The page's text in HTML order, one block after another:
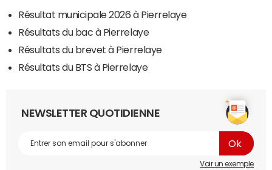
Résultat municipale 2026 à Pierrelaye
Résultats du bac à Pierrelaye
Résultats du brevet à Pierrelaye
Résultats du BTS à Pierrelaye
NEWSLETTER QUOTIDIENNE
Voir un exemple